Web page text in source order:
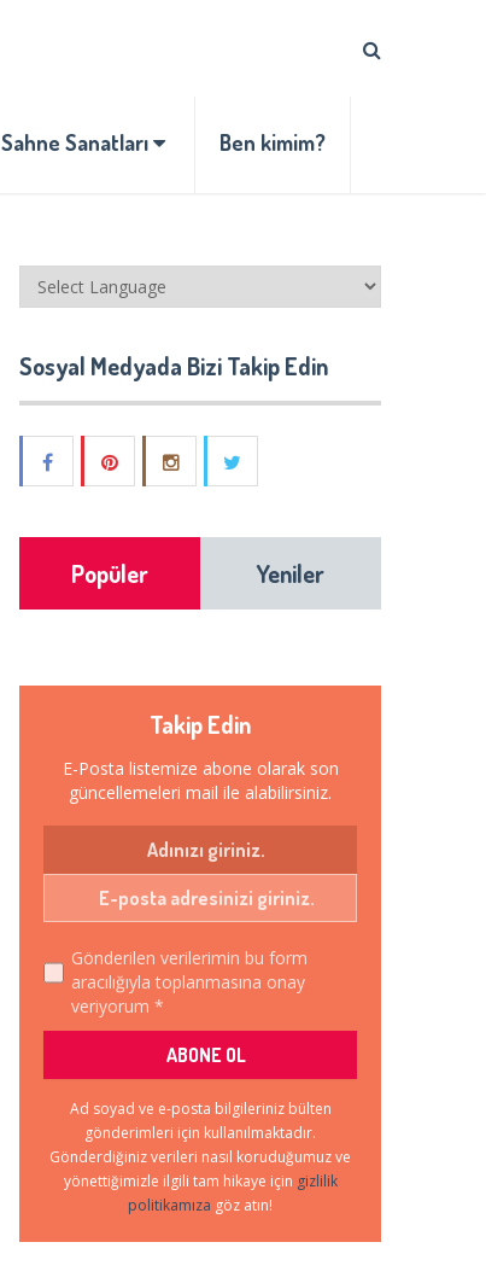
Sahne Sanatları Ben kimim?
Sosyal Medyada Bizi Takip Edin
Popüler Yeniler
Takip Edin
E-Posta listemize abone olarak son
güncellemeleri mail ile alabilirsiniz.
Gönderilen verilerimin bu form
aracılığıyla toplanmasına onay
veriyorum *
Ad soyad ve e-posta bilgileriniz bülten
gönderimleri için kullanılmaktadır.
Gönderdiğiniz verileri nasıl koruduğumuz ve
yönettiğimizle ilgili tam hikaye için gizlilik
politikamıza göz atın!